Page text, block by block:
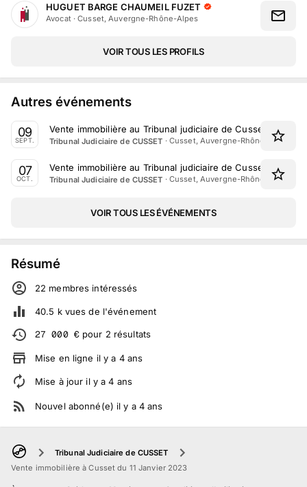
HUGUET BARGE CHAUMEIL FUZET
Avocat·Cusset, Auvergne-Rhône-Alpes
VOIR TOUS LES PROFILS
Autres événements
09
SEPT.
Vente immobilière au Tribunal judiciaire de Cusset le 9
Tribunal Judiciaire de CUSSET · Cusset, Auvergne-Rhône-Alpes
07
OCT.
Vente immobilière au Tribunal judiciaire de Cusset le 7
Tribunal Judiciaire de CUSSET · Cusset, Auvergne-Rhône-Alpes
VOIR TOUS LES ÉVÉNEMENTS
Résumé
22 membres intéressés
40.5 kvues de l'événement
27 000 €pour 2 résultats
Mise en ligne il y a 4 ans
Mise à jour il y a4 ans
Nouvel abonné(e) il y a 4 ans
Tribunal Judiciaire de CUSSET
Vente immobilière à Cusset du 11 Janvier 2023